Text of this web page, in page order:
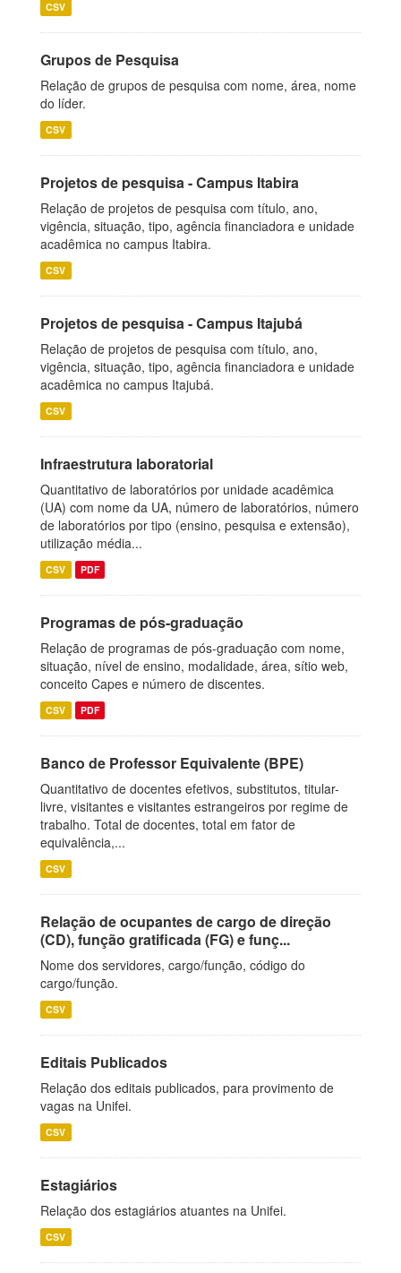
CSV
Grupos de Pesquisa
Relação de grupos de pesquisa com nome, área, nome
do líder.
CSV
Projetos de pesquisa - Campus Itabira
Relação de projetos de pesquisa com título, ano,
vigência, situação, tipo, agência financiadora e unidade
acadêmica no campus Itabira.
CSV
Projetos de pesquisa - Campus Itajubá
Relação de projetos de pesquisa com título, ano,
vigência, situação, tipo, agência financiadora e unidade
acadêmica no campus Itajubá.
CSV
Infraestrutura laboratorial
Quantitativo de laboratórios por unidade acadêmica
(UA) com nome da UA, número de laboratórios, número
de laboratórios por tipo (ensino, pesquisa e extensão),
utilização média...
CSV PDF
Programas de pós-graduação
Relação de programas de pós-graduação com nome,
situação, nível de ensino, modalidade, área, sítio web,
conceito Capes e número de discentes.
CSV PDF
Banco de Professor Equivalente (BPE)
Quantitativo de docentes efetivos, substitutos, titular-
livre, visitantes e visitantes estrangeiros por regime de
trabalho. Total de docentes, total em fator de
equivalência,...
CSV
Relação de ocupantes de cargo de direção
(CD), função gratificada (FG) e funç...
Nome dos servidores, cargo/função, código do
cargo/função.
CSV
Editais Publicados
Relação dos editais publicados, para provimento de
vagas na Unifei.
CSV
Estagiários
Relação dos estagiários atuantes na Unifei.
CSV